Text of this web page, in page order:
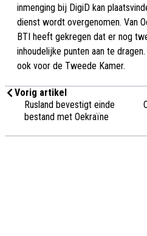
inmenging bij DigiD kan
dienst wordt overgenomen. Van
BTI heeft gekregen dat er nog
inhoudelijke punten aan te
ook voor de Tweede Kamer.
Vorig artikel
Rusland bevestigt einde
bestand met Oekraïne